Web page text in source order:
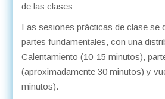
de las clases
Las sesiones prácticas de clase se
partes fundamentales, con una
Calentamiento (10-15 minutos),
(aproximadamente 30 minutos) y
minutos).